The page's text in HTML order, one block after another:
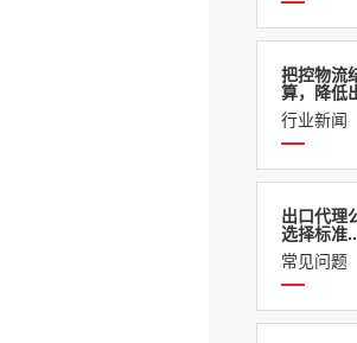
把控物流
算，降低
行业新闻
出口代理
选择标准
常见问题